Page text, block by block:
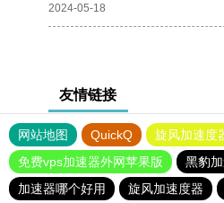
2024-05-18
友情链接
网站地图 QuickQ 旋风加速度
免费vps加速器外网苹果版
黑豹
加速器哪个好用
旋风加速度器